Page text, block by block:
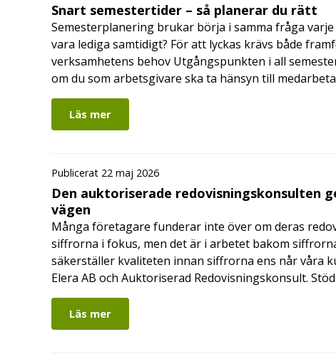
Snart semestertider – så planerar du rätt
Semesterplanering brukar börja i samma fråga
vara lediga samtidigt? För att lyckas krävs både
verksamhetens behov Utgångspunkten i all
om du som arbetsgivare ska ta hänsyn till
Läs mer
Publicerat 22 maj 2026
Den auktoriserade redovisningskonsulten
vägen
Många företagare funderar inte över om deras
siffrorna i fokus, men det är i arbetet bakom
säkerställer kvaliteten innan siffrorna ens når våra
Elera AB och Auktoriserad Redovisningskonsult.
Läs mer